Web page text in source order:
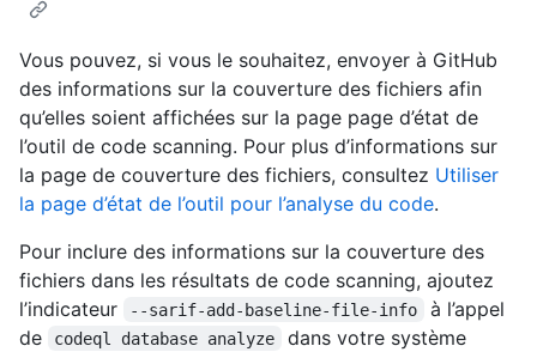
Vous pouvez, si vous le souhaitez, envoyer à GitHub
des informations sur la couverture des fichiers afin
qu’elles soient affichées sur la page page d’état de
l’outil de code scanning. Pour plus d’informations sur
la page de couverture des fichiers, consultez Utiliser
la page d’état de l’outil pour l’analyse du code.
Pour inclure des informations sur la couverture des
fichiers dans les résultats de code scanning, ajoutez
l’indicateur
--sarif-add-baseline-file-info
à l’appel
de
codeql database analyze
dans votre système